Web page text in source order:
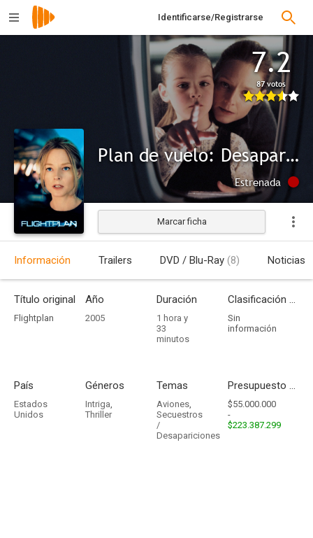
Identificarse/Registrarse
7.2
87 votos
Plan de vuelo: Desaparecida
Estrenada
Marcar ficha
Información Trailers DVD / Blu-Ray (8) Noticias
Título original
Flightplan
Año
2005
Duración
1 hora y
33
minutos
Clasificación por edades
Sin
información
País
Estados
Unidos
Géneros
Intriga,
Thriller
Temas
Aviones,
Secuestros
/
Desapariciones
Presupuesto - Ingresos
$55.000.000
-
$223.387.299